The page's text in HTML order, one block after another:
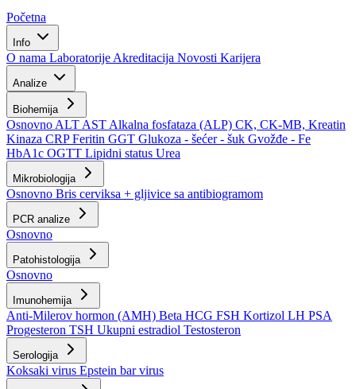
Početna
Info
O nama Laboratorije Akreditacija Novosti Karijera
Analize
Biohemija
Osnovno ALT AST Alkalna fosfataza (ALP) CK, CK-MB, Kreatin
Kinaza CRPFeritin GGT Glukoza - šećer - šuk Gvožđe - Fe
HbA1c OGTT Lipidni status Urea
Mikrobiologija
Osnovno Bris cerviksa + gljivice sa antibiogramom
PCR analize
Osnovno
Patohistologija
Osnovno
Imunohemija
Anti-Milerov hormon (AMH) Beta HCG FSH Kortizol LH PSA
Progesteron TSH Ukupni estradiol Testosteron
Serologija
Koksaki virus Epstein bar virus